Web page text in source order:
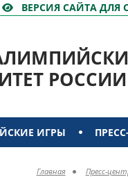
ВЕРСИЯ САЙТА
РОССИИ
ИГРЫ
Главная Пресс-